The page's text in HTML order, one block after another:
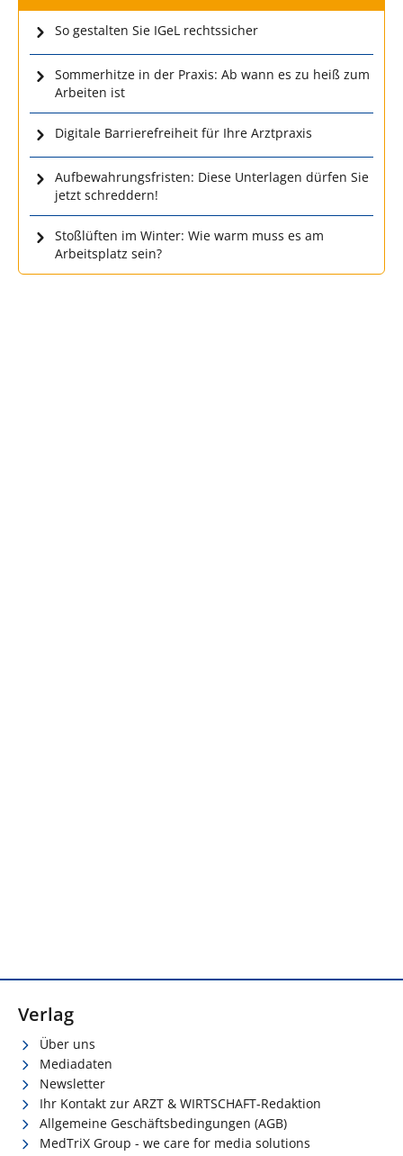
So gestalten Sie IGeL rechtssicher
Sommerhitze in der Praxis: Ab wann es zu heiß zum
Arbeiten ist
Digitale Barrierefreiheit für Ihre Arztpraxis
Aufbewahrungsfristen: Diese Unterlagen dürfen Sie
jetzt schreddern!
Stoßlüften im Winter: Wie warm muss es am
Arbeitsplatz sein?
Verlag
Über uns
Mediadaten
Newsletter
Ihr Kontakt zur ARZT & WIRTSCHAFT-Redaktion
Allgemeine Geschäftsbedingungen (AGB)
MedTriX Group - we care for media solutions